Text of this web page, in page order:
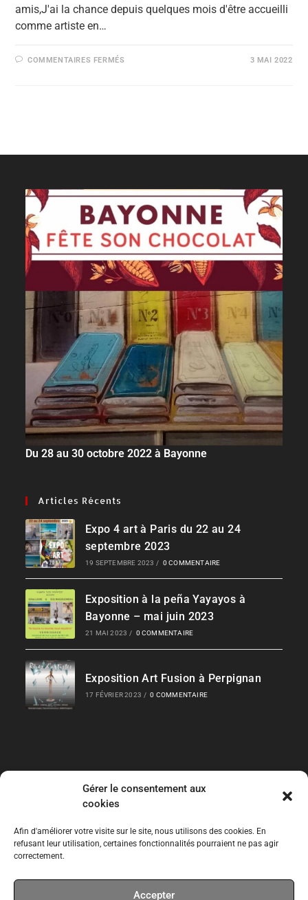
Gérer le consentement aux
cookies
Afin d'améliorer votre visite sur le site, nous utilisons des cookies. En
refusant leur utilisation, certaines fonctionnalités pourraient ne pas agir
correctement.
Accepter
amis,J'ai la chance depuis quelques mois d'être accueilli
comme artiste en…
COMMENTAIRES FERMÉS 3 MAI 2022
Du 28 au 30 octobre 2022 à Bayonne
Articles Récents
Expo 4 art à Paris du 22 au 24
septembre 2023
19 SEPTEMBRE 2023 / 0 COMMENTAIRE
Exposition à la peña Yayayos à
Bayonne – mai juin 2023
21 MAI 2023 / 0 COMMENTAIRE
Exposition Art Fusion à Perpignan
17 FÉVRIER 2023 / 0 COMMENTAIRE
Liens Rapides
Les Collections
Expos permanentes